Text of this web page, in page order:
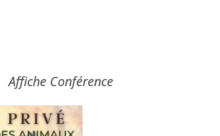
Affiche Conférence